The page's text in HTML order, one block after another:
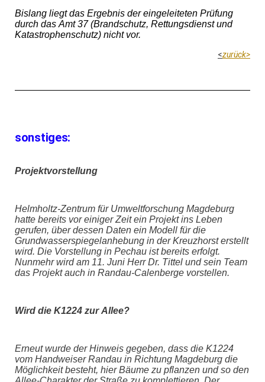
Bislang liegt das Ergebnis der eingeleiteten Prüfung
durch das Amt 37 (Brandschutz, Rettungsdienst und
Katastrophenschutz) nicht vor.
<zurück>
sonstiges:
Projektvorstellung
Helmholtz-Zentrum für Umweltforschung Magdeburg
hatte bereits vor einiger Zeit ein Projekt ins Leben
gerufen, über dessen Daten ein Modell für die
Grundwasserspiegelanhebung in der Kreuzhorst erstellt
wird. Die Vorstellung in Pechau ist bereits erfolgt.
Nunmehr wird am 11. Juni Herr Dr. Tittel und sein Team
das Projekt auch in Randau-Calenberge vorstellen.
Wird die K1224 zur Allee?
Erneut wurde der Hinweis gegeben, dass die K1224
vom Handweiser Randau in Richtung Magdeburg die
Möglichkeit besteht, hier Bäume zu pflanzen und so den